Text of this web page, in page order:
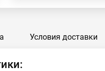
Условия доставки